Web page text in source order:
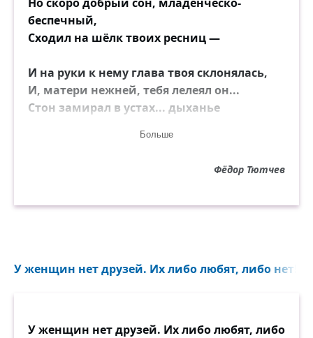
беспечный,
Сходил на шёлк твоих ресниц —
И на руки к нему глава твоя склонялась,
И, матери нежней, тебя лелеял он...
Стон замирал в устах... дыханье
И тих и сладок был твой сон.
Что́ будущность для нас обоих берегла...
Иль в сон иной бы перешла.
Больше
Фёдор Тютчев
У женщин нет друзей. Их либо любят, либо нет!..
У женщин нет друзей. Их либо любят, либо